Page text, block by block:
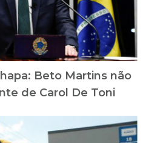
Beto Martins não
de Carol De Toni